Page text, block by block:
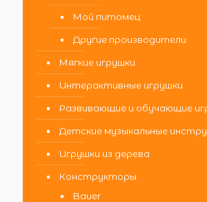
Мой питомец
Другие производители
Мягкие игрушки
Интерактивные игрушки
Развивающие и обучающие
Детские музыкальные
Игрушки из дерева
Конструкторы
Bauer